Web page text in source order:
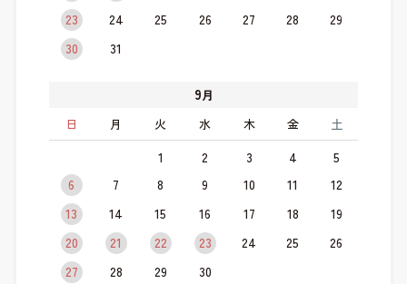
23
24 25 26 27 28
29
30
31
9月
日
月 火 水 木 金 土
1 2 3 4
5
6
7 8 9 10 11
12
13
14 15 16 17 18
19
20
21 22 23 24 25
26
27
28 29
30